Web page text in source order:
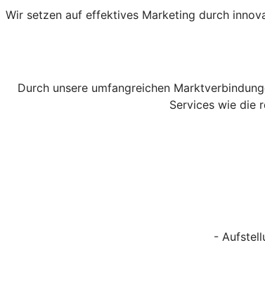
Wir setzen auf effektives Marketing durch
Durch unsere umfangreichen
Services wie die
-